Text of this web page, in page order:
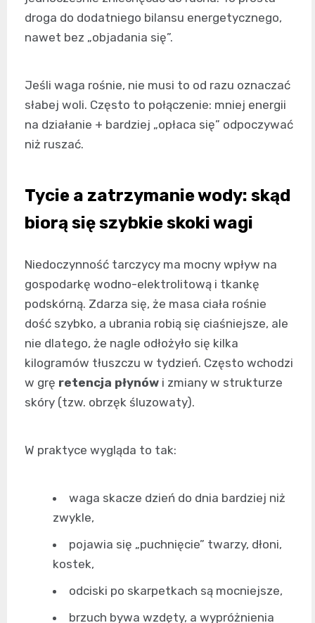
droga do dodatniego bilansu energetycznego,
nawet bez „objadania się”.
Jeśli waga rośnie, nie musi to od razu oznaczać
słabej woli. Często to połączenie: mniej energii
na działanie + bardziej „opłaca się” odpoczywać
niż ruszać.
Tycie a zatrzymanie wody: skąd
biorą się szybkie skoki wagi
Niedoczynność tarczycy ma mocny wpływ na
gospodarkę wodno-elektrolitową i tkankę
podskórną. Zdarza się, że masa ciała rośnie
dość szybko, a ubrania robią się ciaśniejsze, ale
nie dlatego, że nagle odłożyło się kilka
kilogramów tłuszczu w tydzień. Często wchodzi
w grę retencja płynów i zmiany w strukturze
skóry (tzw. obrzęk śluzowaty).
W praktyce wygląda to tak:
waga skacze dzień do dnia bardziej niż
zwykle,
pojawia się „puchnięcie” twarzy, dłoni,
kostek,
odciski po skarpetkach są mocniejsze,
brzuch bywa wzdęty, a wypróżnienia